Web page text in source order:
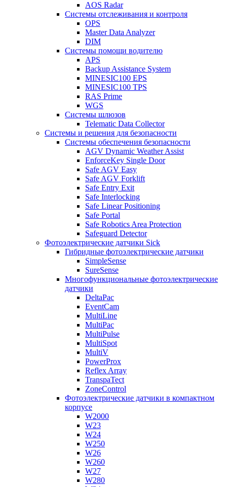
AOS Radar
Системы отслеживания и контроля
OPS
Master Data Analyzer
DIM
Системы помощи водителю
APS
Backup Assistance System
MINESIC100 EPS
MINESIC100 TPS
RAS Prime
WGS
Системы шлюзов
Telematic Data Collector
Системы и решения для безопасности
Системы обеспечения безопасности
AGV Dynamic Weather Assist
EnforceKey Single Door
Safe AGV Easy
Safe AGV Forklift
Safe Entry Exit
Safe Interlocking
Safe Linear Positioning
Safe Portal
Safe Robotics Area Protection
Safeguard Detector
Фотоэлектрические датчики Sick
Гибридные фотоэлектрические датчики
SimpleSense
SureSense
Многофункциональные фотоэлектрические
датчики
DeltaPac
EventCam
MultiLine
MultiPac
MultiPulse
MultiSpot
MultiV
PowerProx
Reflex Array
TranspaTect
ZoneControl
Фотоэлектрические датчики в компактном
корпусе
W2000
W23
W24
W250
W26
W260
W27
W280